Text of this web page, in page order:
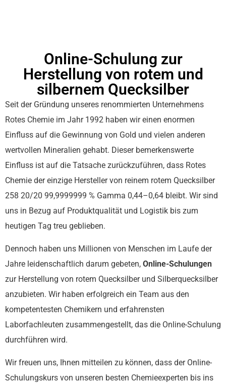
Online-Schulung zur
Herstellung von rotem und
silbernem Quecksilber
Seit der Gründung unseres renommierten Unternehmens
Rotes Chemie im Jahr 1992 haben wir einen enormen
Einfluss auf die Gewinnung von Gold und vielen anderen
wertvollen Mineralien gehabt. Dieser bemerkenswerte
Einfluss ist auf die Tatsache zurückzuführen, dass Rotes
Chemie der einzige Hersteller von reinem rotem Quecksilber
258 20/20 99,9999999 % Gamma 0,44–0,64 bleibt. Wir sind
uns in Bezug auf Produktqualität und Logistik bis zum
heutigen Tag treu geblieben.
Dennoch haben uns Millionen von Menschen im Laufe der
Jahre leidenschaftlich darum gebeten, Online-Schulungen
zur Herstellung von rotem Quecksilber und Silberquecksilber
anzubieten. Wir haben erfolgreich ein Team aus den
kompetentesten Chemikern und erfahrensten
Laborfachleuten zusammengestellt, das die Online-Schulung
durchführen wird.
Wir freuen uns, Ihnen mitteilen zu können, dass der Online-
Schulungskurs von unseren besten Chemieexperten bis ins